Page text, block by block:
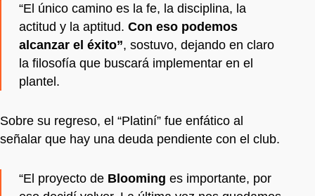
“El único camino es la fe, la disciplina, la
actitud y la aptitud. Con eso podemos
alcanzar el éxito”, sostuvo, dejando en claro
la filosofía que buscará implementar en el
plantel.
Sobre su regreso, el “Platiní” fue enfático al
señalar que hay una deuda pendiente con el club.
“El proyecto de Blooming es importante, por